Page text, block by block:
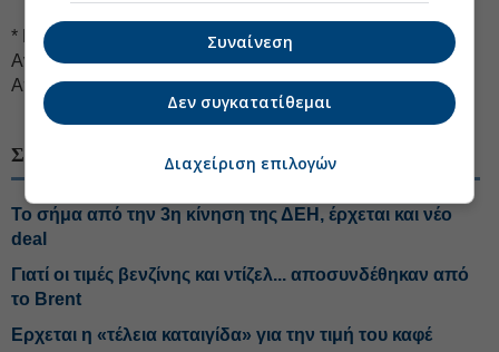
* Η Τακτική Γενική Συνέλευση ενημερώθηκε για το Σχέδιο
Αναδιάρθρωσης και επικύρωσε την από 27/04/2011
Απόφαση του Διοικητικού Συμβουλίου της Τράπεζας.
ΣΧΕΤΙΚΑ ΘΕΜΑΤΑ
Το σήμα από την 3η κίνηση της ΔΕΗ, έρχεται και νέο
deal
Γιατί οι τιμές βενζίνης και ντίζελ... αποσυνδέθηκαν από
το Brent
Ερχεται η «τέλεια καταιγίδα» για την τιμή του καφέ
Συναίνεση
Δεν συγκατατίθεμαι
Διαχείριση επιλογών